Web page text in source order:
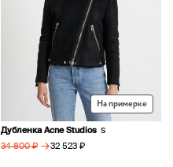
На примерке
Дубленка Acne Studios S
34 800 ₽ → 32 523 ₽